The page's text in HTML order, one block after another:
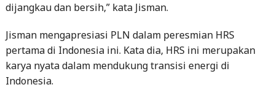
dijangkau dan bersih,” kata Jisman.
Jisman mengapresiasi PLN dalam peresmian HRS
pertama di Indonesia ini. Kata dia, HRS ini merupakan
karya nyata dalam mendukung transisi energi di
Indonesia.